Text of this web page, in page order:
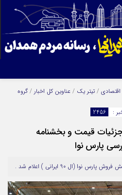
تلگرام
اقتصادی / تیتر یک / عناوین کل اخبار / گروه
:
2456
قیمت و بخشنامه
پارس نوا
(ال 90 ایرانی ) اعلام شد .